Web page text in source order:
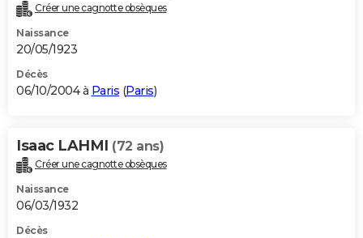
Créer une cagnotte obsèques
Naissance
20/05/1923
Décès
06/10/2004 à Paris (Paris)
Isaac LAHMI (72 ans)
Créer une cagnotte obsèques
Naissance
06/03/1932
Décès